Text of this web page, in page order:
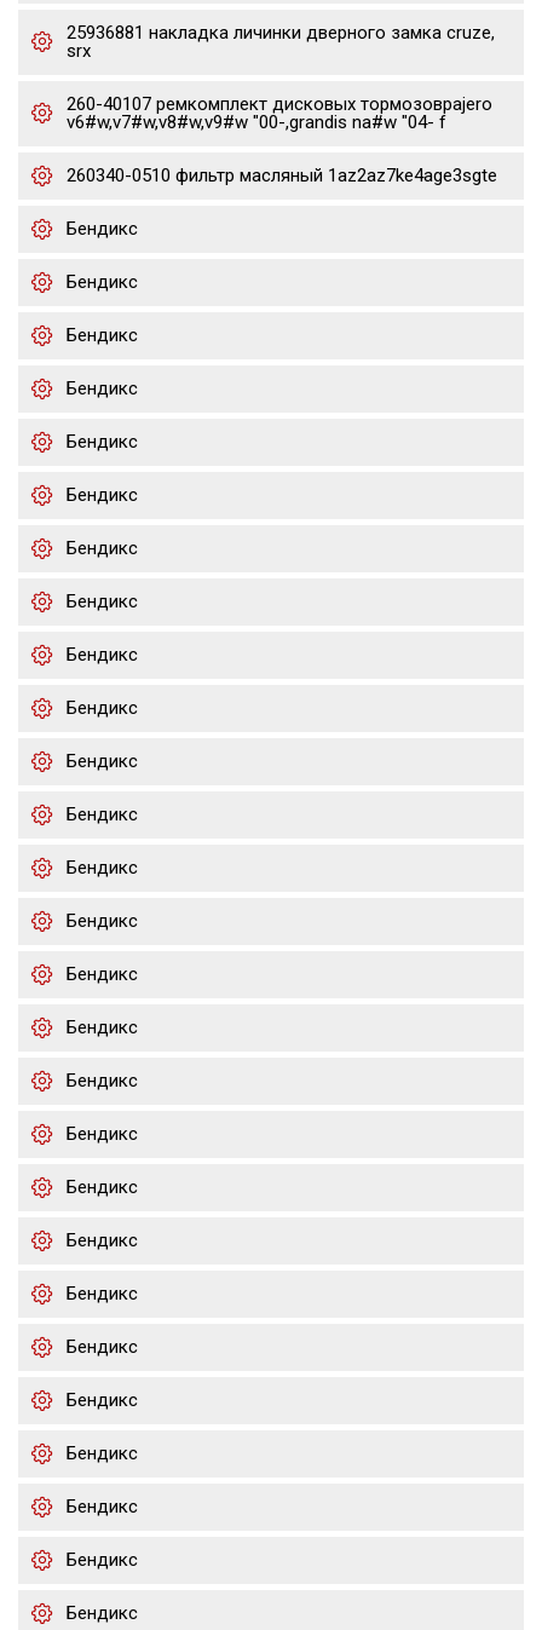
25936881 накладка личинки дверного замка cruze,
srx
260-40107 ремкомплект дисковых тормозовpajero
v6#w,v7#w,v8#w,v9#w "00-,grandis na#w "04- f
260340-0510 фильтр масляный 1az2az7ke4age3sgte
Бендикс
Бендикс
Бендикс
Бендикс
Бендикс
Бендикс
Бендикс
Бендикс
Бендикс
Бендикс
Бендикс
Бендикс
Бендикс
Бендикс
Бендикс
Бендикс
Бендикс
Бендикс
Бендикс
Бендикс
Бендикс
Бендикс
Бендикс
Бендикс
Бендикс
Бендикс
Бендикс